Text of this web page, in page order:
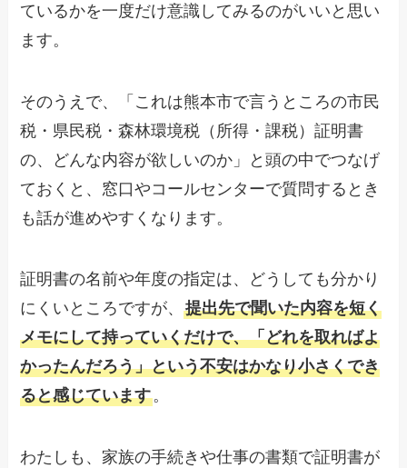
ているかを一度だけ意識してみるのがいいと思い
ます。
そのうえで、「これは熊本市で言うところの市民
税・県民税・森林環境税（所得・課税）証明書
の、どんな内容が欲しいのか」と頭の中でつなげ
ておくと、窓口やコールセンターで質問するとき
も話が進めやすくなります。
証明書の名前や年度の指定は、どうしても分かり
にくいところですが、提出先で聞いた内容を短く
メモにして持っていくだけで、「どれを取ればよ
かったんだろう」という不安はかなり小さくでき
ると感じています。
わたしも、家族の手続きや仕事の書類で証明書が